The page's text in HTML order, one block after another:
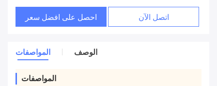
احصل على افضل سعر اتصل الآن
المواصفات الوصف
المواصفات